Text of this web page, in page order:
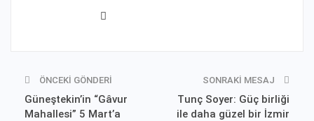
ÖNCEKI GÖNDERI
Güneştekin’in “Gâvur
Mahallesi” 5 Mart’a
SONRAKI MESAJ
Tunç Soyer: Güç birliği
ile daha güzel bir İzmir